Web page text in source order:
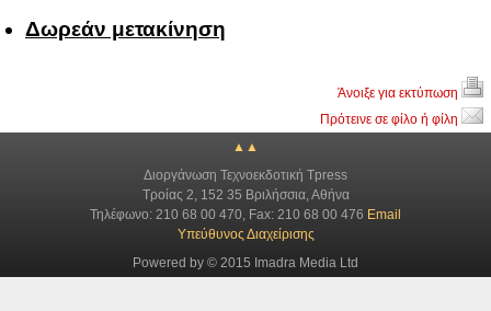
Δω­ρε­άν με­τα­κί­νη­ση
Άνοιξε για εκτύπωση
Πρότεινε σε φίλο ή φίλη
▲▲
Διοργάνωση Τεχνοεκδοτική Tpress
Τροίας 2, 152 35 Βριλήσσια, Αθήνα
Τηλέφωνο: 210 68 00 470, Fax: 210 68 00 476 Email
Υπεύθυνος Διαχείρισης
Powered by © 2015 Imadra Media Ltd